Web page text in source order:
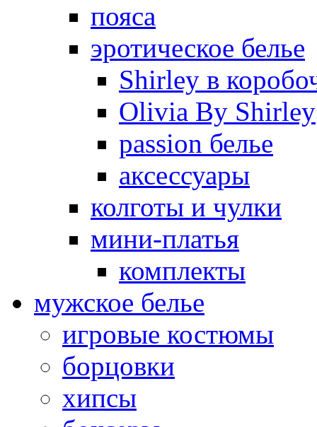
пояса
эротическое белье
Shirley в
Olivia By Shirley
passion белье
аксессуары
колготы и чулки
мини-платья
комплекты
мужское белье
игровые костюмы
борцовки
хипсы